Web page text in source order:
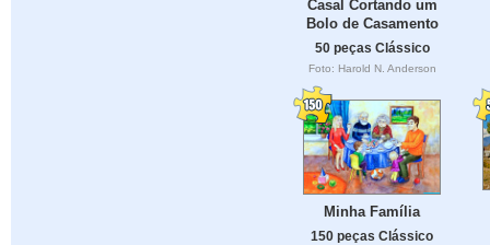
Casal Cortando um
Bolo de Casamento
50 peças Clássico
Foto: Harold N. Anderson
Minha Família
150 peças Clássico